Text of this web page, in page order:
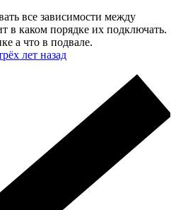
все зависимости между
в каком порядке их подключать.
а что в подвале.
лет назад